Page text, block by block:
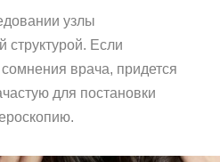
узлы
структурой. Если
врача, придется
для постановки